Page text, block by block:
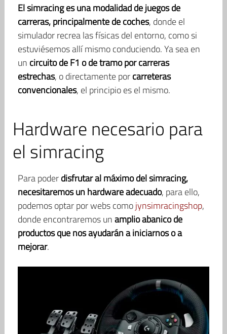
El simracing es una modalidad de juegos de
carreras, principalmente de coches, donde el
simulador recrea las físicas del entorno, como si
estuviésemos allí mismo conduciendo. Ya sea en
un circuito de F1 o de tramo por carreras
estrechas, o directamente porcarreteras
convencionales, el principio es el mismo.
Hardware necesario para
el simracing
Para poderdisfrutar al máximo del simracing,
necesitaremos un hardware adecuado, para ello,
podemos optar por webs comojynsimracingshop,
donde encontraremos unamplio abanico de
productos que nos ayudarán a iniciarnos o a
mejorar.